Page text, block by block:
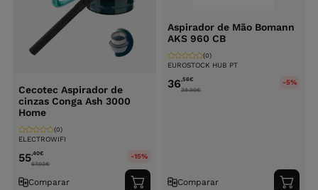
Cecotec Aspirador de
cinzas Conga Ash 3000
Home
ELECTROWIFI
(0)
55,40€
67.03€
-15%
Comparar
Adicionar
Aspirador de Mão Bomann
AKS 960 CB
EUROSTOCK HUB PT
(0)
36 ,56€
39.90€
-5%
Comparar